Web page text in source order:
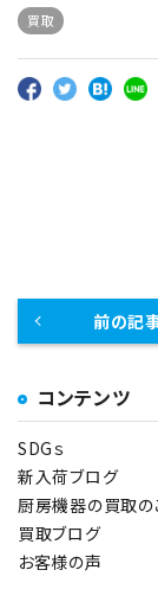
買取
前の記
コンテンツ
SDGｓ
新入荷ブログ
厨房機器の買取の
買取ブログ
お客様の声